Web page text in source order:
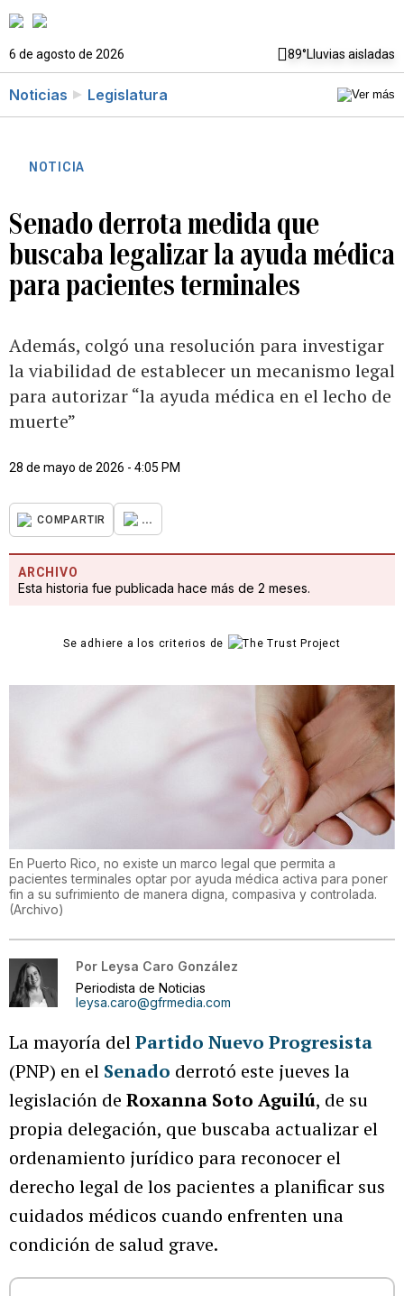
6 de agosto de 2026 89°Lluvias aisladas
Noticias Legislatura
NOTICIA
Senado derrota medida que
buscaba legalizar la ayuda médica
para pacientes terminales
Además, colgó una resolución para investigar
la viabilidad de establecer un mecanismo legal
para autorizar “la ayuda médica en el lecho de
muerte”
28 de mayo de 2026 - 4:05 PM
COMPARTIR ...
ARCHIVO
Esta historia fue publicada hace más de 2 meses.
Se adhiere a los criterios de
En Puerto Rico, no existe un marco legal que permita a
pacientes terminales optar por ayuda médica activa para poner
fin a su sufrimiento de manera digna, compasiva y controlada.
(Archivo)
Por Leysa Caro González
Periodista de Noticias
leysa.caro@gfrmedia.com
La mayoría delPartido Nuevo Progresista
(PNP) en el Senado derrotó este jueves la
legislación de Roxanna Soto Aguilú, de su
propia delegación, que buscaba actualizar el
ordenamiento jurídico para reconocer el
derecho legal de los pacientes a planificar sus
cuidados médicos cuando enfrenten una
condición de salud grave.